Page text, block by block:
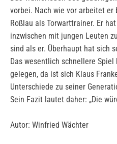
vorbei. Nach wie vor arbeitet er
Roßlau als Torwarttrainer. Er
inzwischen mit jungen Leuten
sind als er. Überhaupt hat sich
Das wesentlich schnellere
gelegen, da ist sich Klaus
Unterschiede zu seiner
Sein Fazit lautet daher: „Die
Autor: Winfried Wächter